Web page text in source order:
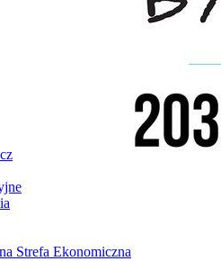
Strefa Ekonomiczna